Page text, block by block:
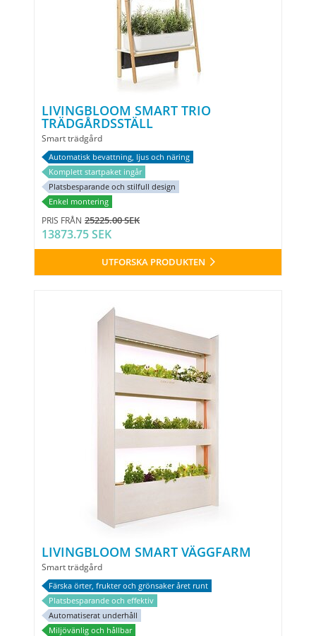
LIVINGBLOOM SMART TRIO
TRÄDGÅRDSSTÄLL
Smart trädgård
Automatisk bevattning, ljus och näring
Komplett startpaket ingår
Platsbesparande och stilfull design
Enkel montering
PRIS FRÅN 25225.00 SEK
13873.75 SEK
UTFORSKA PRODUKTEN
LIVINGBLOOM SMART VÄGGFARM
Smart trädgård
Färska örter, frukter och grönsaker året runt
Platsbesparande och effektiv
Automatiserat underhåll
Miljövänlig och hållbar